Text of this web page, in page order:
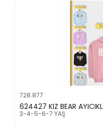
728.877
3-4-5-6-7 YAŞ